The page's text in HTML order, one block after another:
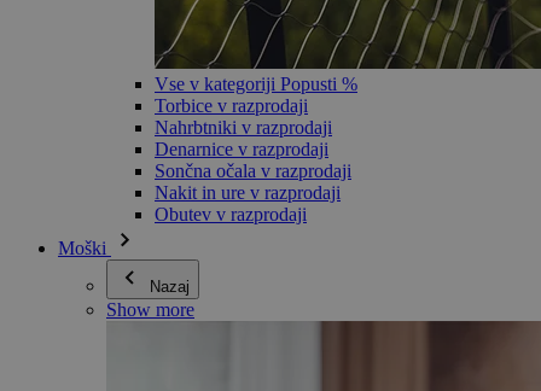
Vse v kategoriji Popusti %
Torbice v razprodaji
Nahrbtniki v razprodaji
Denarnice v razprodaji
Sončna očala v razprodaji
Nakit in ure v razprodaji
Obutev v razprodaji
Moški
Nazaj
Show more